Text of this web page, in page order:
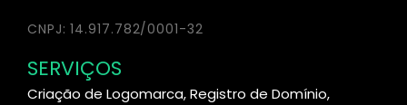
CNPJ: 14.917.782/0001-32
SERVIÇOS
Criação de Logomarca, Registro de Domínio,